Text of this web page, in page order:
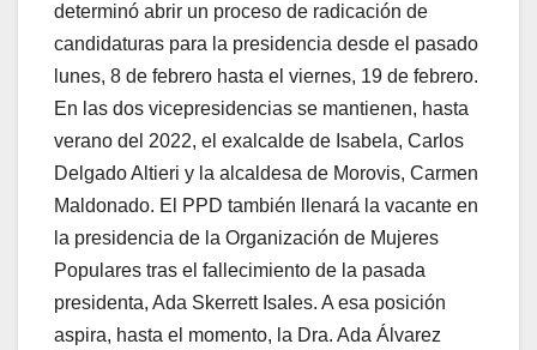
determinó abrir un proceso de radicación de
candidaturas para la presidencia desde el pasado
lunes, 8 de febrero hasta el viernes, 19 de febrero.
En las dos vicepresidencias se mantienen, hasta
verano del 2022, el exalcalde de Isabela, Carlos
Delgado Altieri y la alcaldesa de Morovis, Carmen
Maldonado. El PPD también llenará la vacante en
la presidencia de la Organización de Mujeres
Populares tras el fallecimiento de la pasada
presidenta, Ada Skerrett Isales. A esa posición
aspira, hasta el momento, la Dra. Ada Álvarez